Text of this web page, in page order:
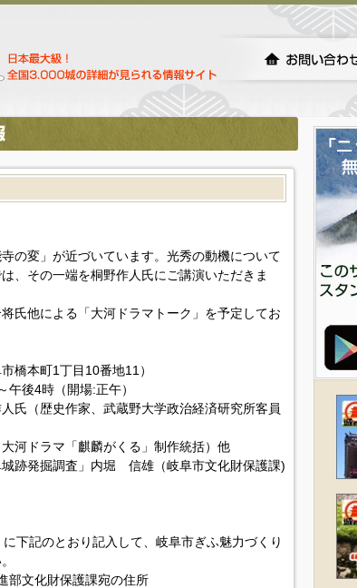
の変」が近づいています。光秀の動機について
、その一端を桐野作人氏にご講演いただきま
氏他による「大河ドラマトーク」を予定してお
本町1丁目10番地11）
後4時（開場:正午）
氏（歴史作家、武蔵野大学政治経済研究所客員
河ドラマ「麒麟がくる」制作統括）他
跡発掘調査」内堀 信雄（岐阜市文化財保護課)
下記のとおり記入して、岐阜市ぎふ魅力づくり
部文化財保護課宛の住所